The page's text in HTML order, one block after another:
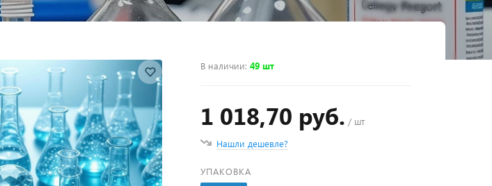
В наличии:49 шт
1 018,70 руб. / шт
Нашли дешевле?
УПАКОВКА